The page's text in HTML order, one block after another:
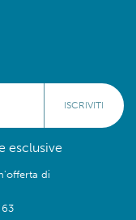
ISCRIVITI
esclusive
di